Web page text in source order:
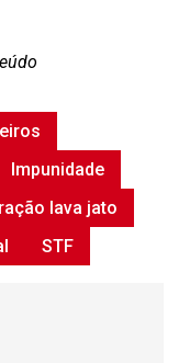
Impunidade
lava jato
STF